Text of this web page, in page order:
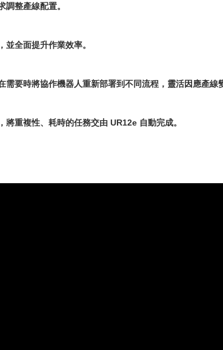
整產線配置。
全面提升作業效率。
要時將協作機器人重新部署到不同流程，靈活因應產線
重複性、耗時的任務交由 UR12e 自動完成。